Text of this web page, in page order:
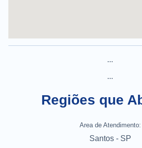
...
...
Regiões que
Area de Atendimento:
Santos - SP